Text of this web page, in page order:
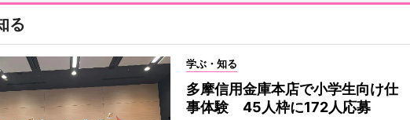
る
学ぶ・知る
多摩信用金庫本店で小学生向け仕
事体験 45人枠に172人応募